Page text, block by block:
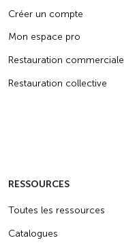
Créer un compte
Mon espace pro
Restauration commerciale
Restauration collective
RESSOURCES
Toutes les ressources
Catalogues